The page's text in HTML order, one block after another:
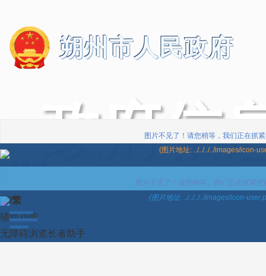
朔州市人民政府
政府信
登录/用户名
简/繁
辅助功能
无障碍浏览长者助手